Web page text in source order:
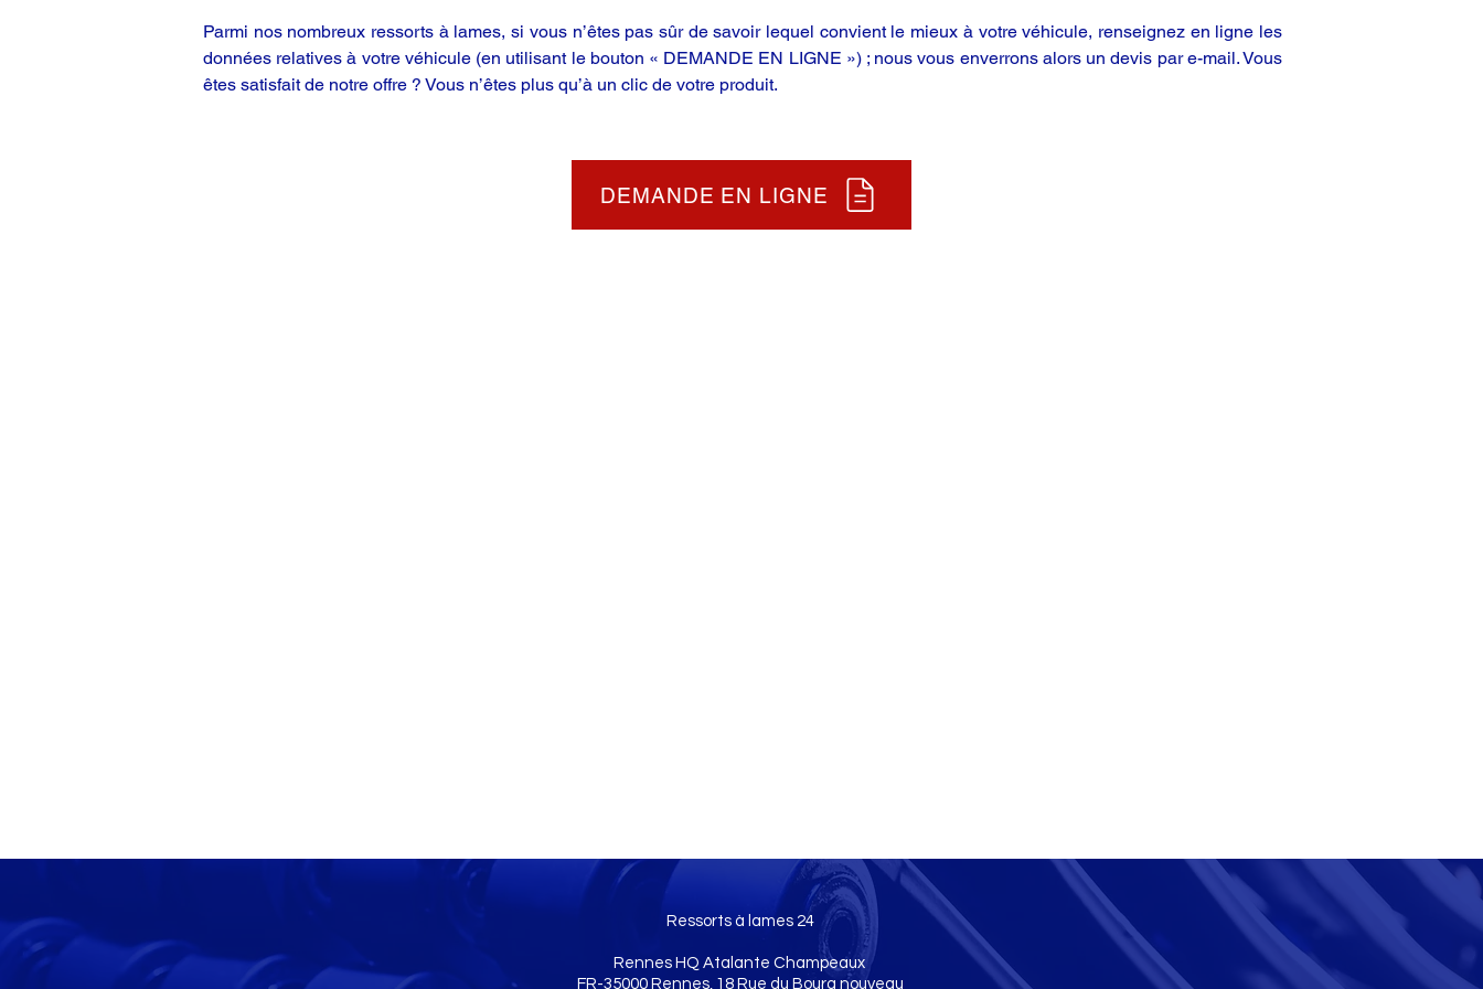
Parmi nos nombreux ressorts à lames, si vous n’êtes pas sûr de savoir lequel convient le mieux à votre véhicule, renseignez en ligne les
données relatives à votre véhicule (en utilisant le bouton « DEMANDE EN LIGNE ») ; nous vous enverrons alors un devis par e-mail. Vous
êtes satisfait de notre offre ? Vous n’êtes plus qu’à un clic de votre produit.
DEMANDE EN LIGNE
Ressorts à lames 24
Rennes HQ Atalante Champeaux
FR-35000 Rennes, 18 Rue du Bourg nouveau